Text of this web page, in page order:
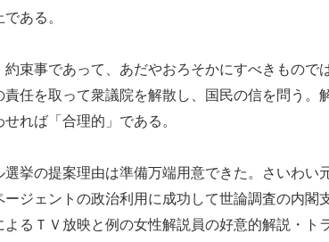
ある。
束事であって、あだやおろそかにすべきもので
任を取って衆議院を解散し、国民の信を問う。
れば「合理的」である。
挙の提案理由は準備万端用意できた。さいわい
ジェントの政治利用に成功して世論調査の内閣
るＴＶ放映と例の女性解説員の好意的解説・ト